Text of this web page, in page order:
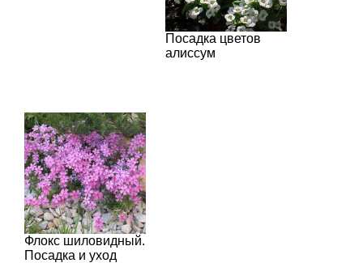
Посадка цветов
алиссум
Флокс шиловидный.
Посадка и уход